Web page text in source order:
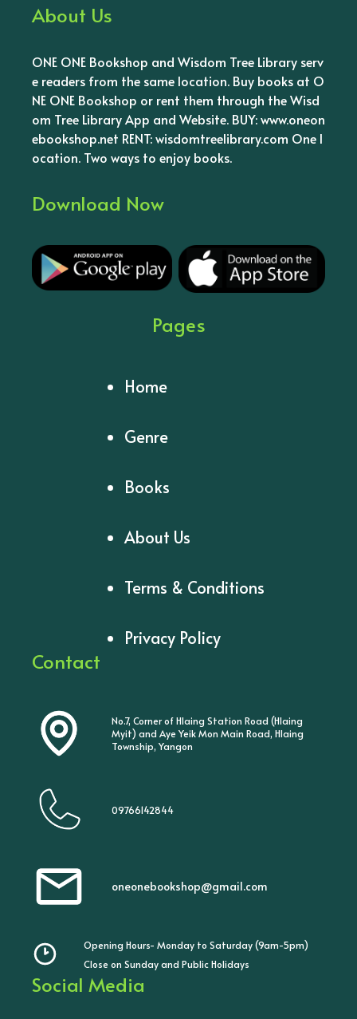
About Us
ONE ONE Bookshop and Wisdom Tree Library serv
e readers from the same location. Buy books at O
NE ONE Bookshop or rent them through the Wisd
om Tree Library App and Website. BUY: www.oneon
ebookshop.net RENT: wisdomtreelibrary.com One l
ocation. Two ways to enjoy books.
Download Now
Pages
Home
Genre
Books
About Us
Terms & Conditions
Privacy Policy
Contact
No.7, Corner of Hlaing Station Road (Hlaing
Myit) and Aye Yeik Mon Main Road, Hlaing
Township, Yangon
09766142844
oneonebookshop@gmail.com
Opening Hours- Monday to Saturday (9am-5pm)
Close on Sunday and Public Holidays
Social Media